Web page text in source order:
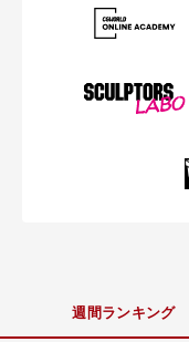
週間ランキング